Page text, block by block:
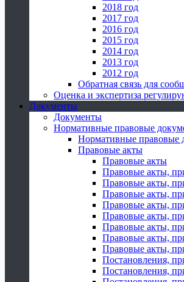
2018 год
2017 год
2016 год
2015 год
2014 год
2013 год
2012 год
Обратная связь для
Оценка и экспертиза
Документы
Документы
Нормативные правовые
Нормативные правовые
Правовые акты
Правовые акты
Правовые акты,
Правовые акты,
Правовые акты,
Правовые акты,
Правовые акты,
Правовые акты,
Правовые акты,
Правовые акты,
Постановления,
Постановления,